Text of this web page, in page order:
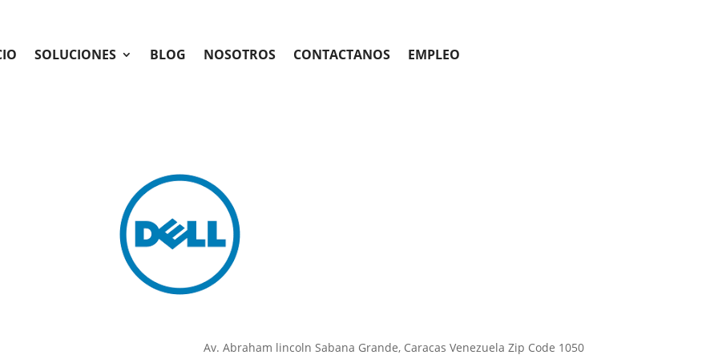
SOLUCIONES BLOG NOSOTROS CONTACTANOS EMPLEO
Av. Abraham lincoln Sabana Grande, Caracas Venezuela Zip Code 1050